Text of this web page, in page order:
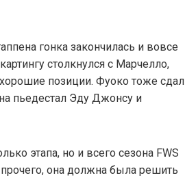
гонка закончилась и вовсе
столкнулся с Марчелло,
позиции. Фуоко тоже сдал
пьедестал Эду Джонсу и
этапа, но и всего сезона FWS
она должна была решить